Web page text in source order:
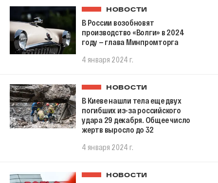
НОВОСТИ
В России возобновят
производство «Волги» в 2024
году — глава Минпромторга
4 января 2024 г.
НОВОСТИ
В Киеве нашли тела еще двух
погибших из-за российского
удара 29 декабря. Общее число
жертв выросло до 32
4 января 2024 г.
НОВОСТИ